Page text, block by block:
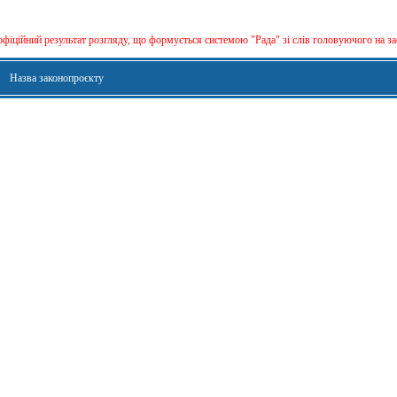
результат розгляду, що формується сиcтемою "Рада" зі слів головуючого на
Назва законопроєкту